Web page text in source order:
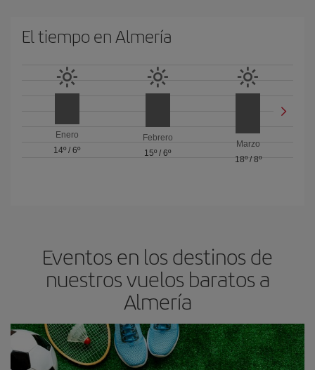
El tiempo en Almería
Enero
14º /6º
Febrero
15º / 6º
Marzo
18º/ 8º
Eventos en los destinos de
nuestros vuelos baratos a
Almería